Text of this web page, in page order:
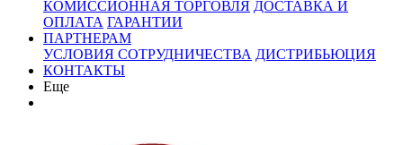
КОМИССИОННАЯ ТОРГОВЛЯ ДОСТАВКА И
ОПЛАТА ГАРАНТИИ
ПАРТНЕРАМ
УСЛОВИЯ СОТРУДНИЧЕСТВА ДИСТРИБЬЮЦИЯ
КОНТАКТЫ
Еще